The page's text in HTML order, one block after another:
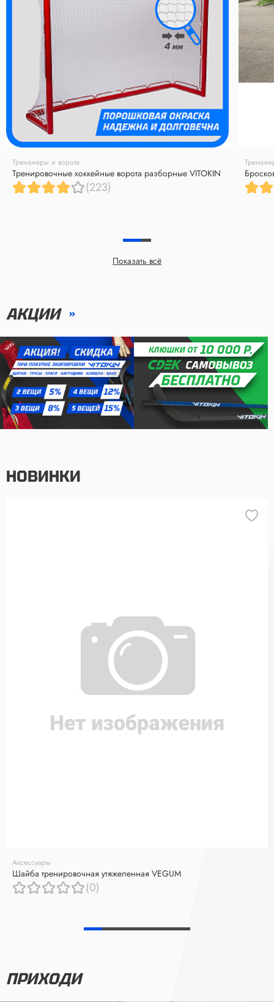
Тренажеры и ворота
Тренировочные хоккейные ворота разборные VITOKIN
(223)
Показать всё
АКЦИИ
НОВИНКИ
Аксессуары
Шайба тренировочная утяжеленная VEGUM
(0)
ПРИХОДИ